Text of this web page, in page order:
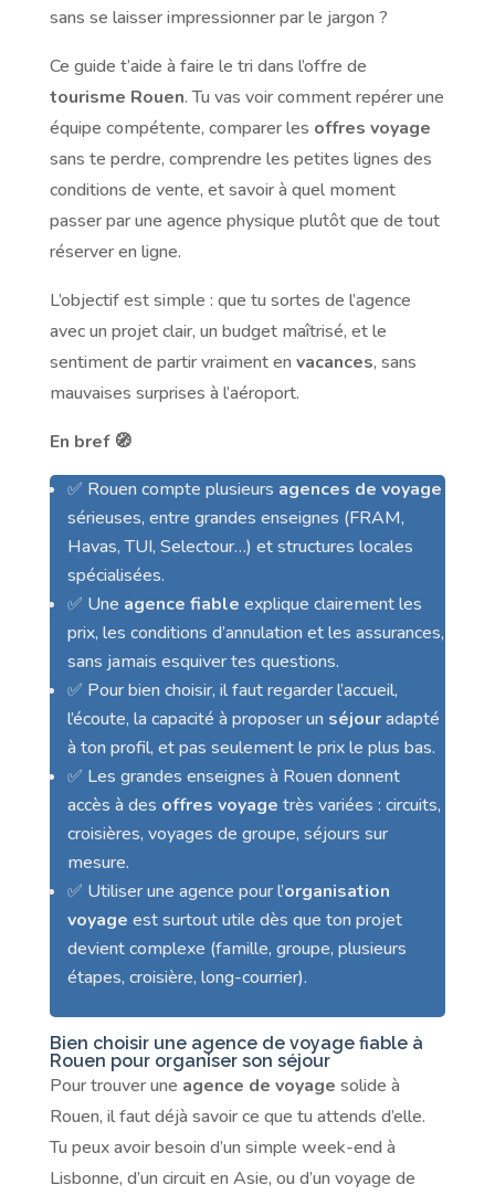
sans se laisser impressionner par le jargon ?
Ce guide t’aide à faire le tri dans l’offre de
tourisme Rouen. Tu vas voir comment repérer une
équipe compétente, comparer les offres voyage
sans te perdre, comprendre les petites lignes des
conditions de vente, et savoir à quel moment
passer par une agence physique plutôt que de tout
réserver en ligne.
L’objectif est simple : que tu sortes de l’agence
avec un projet clair, un budget maîtrisé, et le
sentiment de partir vraiment en vacances, sans
mauvaises surprises à l’aéroport.
En bref 🧭
✅ Rouen compte plusieurs agences de voyage
sérieuses, entre grandes enseignes (FRAM,
Havas, TUI, Selectour…) et structures locales
spécialisées.
✅ Une agence fiable explique clairement les
prix, les conditions d’annulation et les assurances,
sans jamais esquiver tes questions.
✅ Pour bien choisir, il faut regarder l’accueil,
l’écoute, la capacité à proposer un séjouradapté
à ton profil, et pas seulement le prix le plus bas.
✅ Les grandes enseignes à Rouen donnent
accès à des offres voyage très variées : circuits,
croisières, voyages de groupe, séjours sur
mesure.
✅ Utiliser une agence pour l’organisation
voyage est surtout utile dès que ton projet
devient complexe (famille, groupe, plusieurs
étapes, croisière, long-courrier).
Bien choisir une agence de voyage fiable à
Rouen pour organiser son séjour
Pour trouver une agence de voyage solide à
Rouen, il faut déjà savoir ce que tu attends d’elle.
Tu peux avoir besoin d’un simple week-end à
Lisbonne, d’un circuit en Asie, ou d’un voyage de